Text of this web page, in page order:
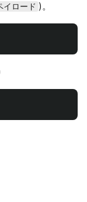
ロード )。